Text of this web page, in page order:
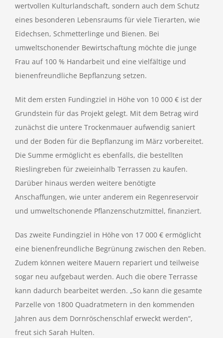
wertvollen Kulturlandschaft, sondern auch dem Schutz
eines besonderen Lebensraums für viele Tierarten, wie
Eidechsen, Schmetterlinge und Bienen. Bei
umweltschonender Bewirtschaftung möchte die junge
Frau auf 100 % Handarbeit und eine vielfältige und
bienenfreundliche Bepflanzung setzen.
Mit dem ersten Fundingziel in Höhe von 10 000 € ist der
Grundstein für das Projekt gelegt. Mit dem Betrag wird
zunächst die untere Trockenmauer aufwendig saniert
und der Boden für die Bepflanzung im März vorbereitet.
Die Summe ermöglicht es ebenfalls, die bestellten
Rieslingreben für zweieinhalb Terrassen zu kaufen.
Darüber hinaus werden weitere benötigte
Anschaffungen, wie unter anderem ein Regenreservoir
und umweltschonende Pflanzenschutzmittel, finanziert.
Das zweite Fundingziel in Höhe von 17 000 € ermöglicht
eine bienenfreundliche Begrünung zwischen den Reben.
Zudem können weitere Mauern repariert und teilweise
sogar neu aufgebaut werden. Auch die obere Terrasse
kann dadurch bearbeitet werden. „So kann die gesamte
Parzelle von 1800 Quadratmetern in den kommenden
Jahren aus dem Dornröschenschlaf erweckt werden“,
freut sich Sarah Hulten.